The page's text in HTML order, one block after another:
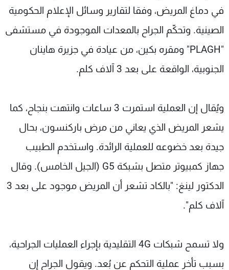
في دماغ المريض، وفقا لتقارير وسائل الإعلام الحكومية
الصينية. وتحكّم الجراح بالمعدات الموجودة في مستشفى
"PLAGH" ومقره بكين، من عيادة في جزيرة هاينان
الجنوبية، الواقعة على بعد 3 آلاف كلم.
ويُقال إن العملية استمرت 3 ساعات وانتهت بنجاح، كما
يشعر المريض الذي يعاني من مرض باركنسون، بحال
جيدة بعد خضوعه للعملية الرائدة. واستخدم الطبيب
جهاز كمبيوتر متصل بشبكة G5 (الجيل الخامس). وقال
الدكتور لينغ: "بالكاد تشعر أن المريض موجود على بعد 3
آلاف كلم".
ولا تسمح شبكات 4G التقليدية بإجراء العمليات الجراحية،
بسبب تأخر عملية التحكم عن بُعد. ويقول الجراح إن